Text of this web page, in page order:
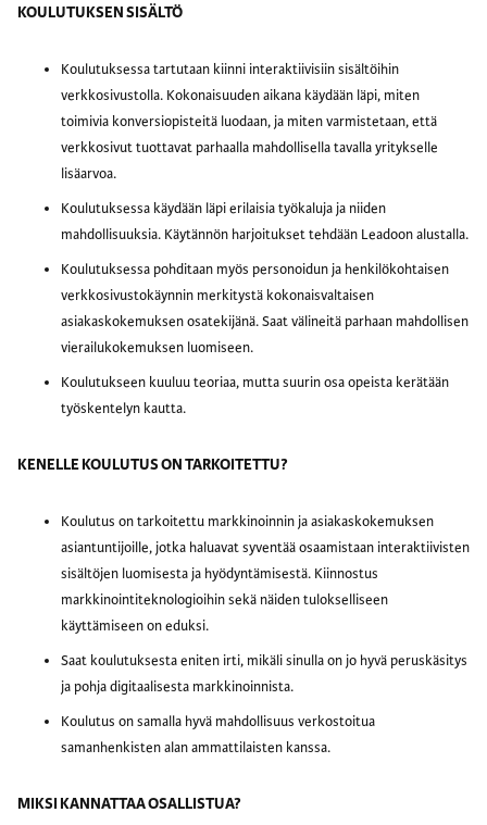
KOULUTUKSEN SISÄLTÖ
Koulutuksessa tartutaan kiinni interaktiivisiin sisältöihin
verkkosivustolla. Kokonaisuuden aikana käydään läpi, miten
toimivia konversiopisteitä luodaan, ja miten varmistetaan, että
verkkosivut tuottavat parhaalla mahdollisella tavalla yritykselle
lisäarvoa.
Koulutuksessa käydään läpi erilaisia työkaluja ja niiden
mahdollisuuksia. Käytännön harjoitukset tehdään Leadoon alustalla.
Koulutuksessa pohditaan myös personoidun ja henkilökohtaisen
verkkosivustokäynnin merkitystä kokonaisvaltaisen
asiakaskokemuksen osatekijänä. Saat välineitä parhaan mahdollisen
vierailukokemuksen luomiseen.
Koulutukseen kuuluu teoriaa, mutta suurin osa opeista kerätään
työskentelyn kautta.
KENELLE KOULUTUS ON TARKOITETTU?
Koulutus on tarkoitettu markkinoinnin ja asiakaskokemuksen
asiantuntijoille, jotka haluavat syventää osaamistaan interaktiivisten
sisältöjen luomisesta ja hyödyntämisestä. Kiinnostus
markkinointiteknologioihin sekä näiden tulokselliseen
käyttämiseen on eduksi.
Saat koulutuksesta eniten irti, mikäli sinulla on jo hyvä peruskäsitys
ja pohja digitaalisesta markkinoinnista.
Koulutus on samalla hyvä mahdollisuus verkostoitua
samanhenkisten alan ammattilaisten kanssa.
MIKSI KANNATTAA OSALLISTUA?